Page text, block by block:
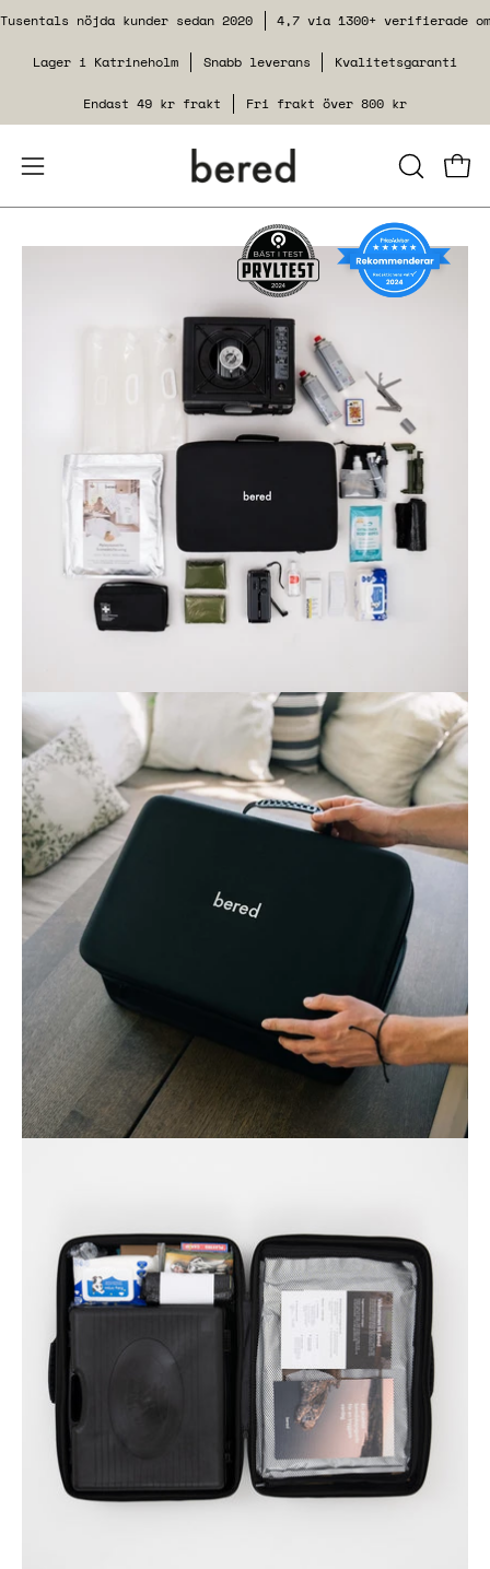
Hoppa
innehåll
Tusentals nöjda kunder sedan 2020 4,7 via 1300+ verifierade
Lager i Katrineholm Snabb leverans Kvalitetsgaranti
Endast 49 kr frakt Fri frakt över 800 kr
Öppna
navigeringsmenyn
STÄNGSe
Öppna
bildgaleriet